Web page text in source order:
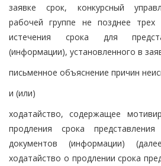
заявке срок, конкурсный
рабочей группе не позднее
истечения срока для
(информации), установленного в
письменное объяснение причин
и (или)
ходатайство, содержащее
продления срока
документов (информации)
ходатайство о продлении срока